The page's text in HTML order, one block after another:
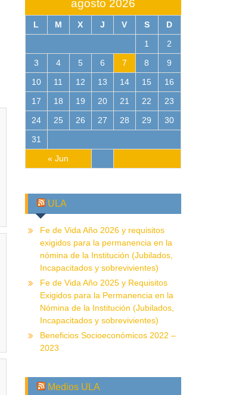
agosto 2026
L M X J V S D
« Jun
1
2
3
4 5 6 7 8
9
10
11 12 13 14 15
16
17
18 19 20 21 22
23
24
25 26 27 28 29
30
31
ULA
Fe de Vida Año 2026 y requisitos
exigidos para la permanencia en la
nómina de la Institución (Jubilados,
Incapacitados y sobrevivientes)
Fe de Vida Año 2025 y Requisitos
Exigidos para la Permanencia en la
Nómina de la Institución (Jubilados,
Incapacitados y sobrevivientes)
Beneficios Socioeconómicos 2022 –
2023
Medios ULA